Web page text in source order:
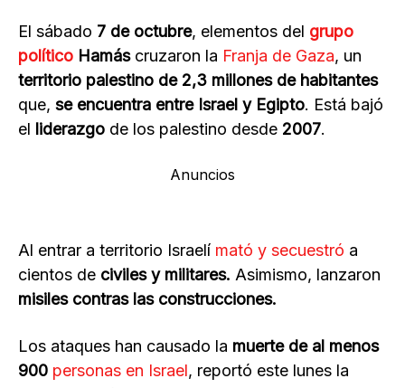
El sábado 7 de octubre, elementos del grupo
político Hamáscruzaron la Franja de Gaza, un
territorio palestino de 2,3 millones de habitantes
que, se encuentra entre Israel y Egipto. Está bajó
el liderazgo de los palestino desde 2007.
Anuncios
Al entrar a territorio Israelí mató y secuestró a
cientos de civiles y militares. Asimismo, lanzaron
misiles contras las construcciones.
Los ataques han causado la muerte de al menos
900 personas en Israel, reportó este lunes la